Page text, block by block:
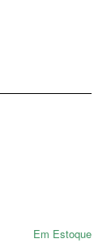
Em Estoque